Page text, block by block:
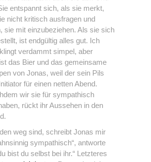
entspannt sich, als sie merkt,
nicht kritisch ausfragen und
sie mit einzubeziehen. Als sie sich
ist endgültig alles gut. Ich
verdammt simpel, aber
das Bier und das gemeinsame
von Jonas, weil der sein Pils
für einen netten Abend.
wir sie für sympathisch
rückt ihr Aussehen in den
weg sind, schreibt Jonas mir
sympathisch“, antworte
bist du selbst bei ihr.“ Letzteres